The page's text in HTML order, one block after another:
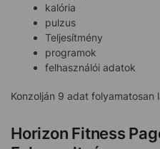
kalória
pulzus
Teljesítmény
programok
felhasználói adatok
Konzolján 9 adat folyamatosan
Horizon Fitness